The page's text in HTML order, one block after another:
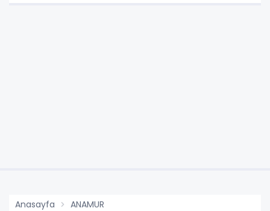
Anasayfa ANAMUR